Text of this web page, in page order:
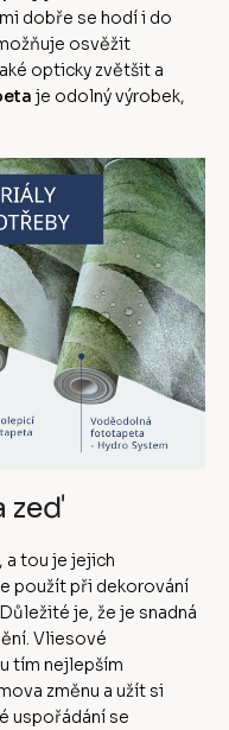
dobře se hodí i do
osvěžit
opticky zvětšit a
je odolný výrobek,
zeď
a tou je jejich
použít při dekorování
je, že je snadná
Vliesové
tím nejlepším
změnu a užít si
uspořádání se